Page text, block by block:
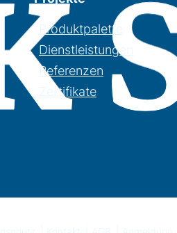
Produktpalette
Dienstleistungen
Referenzen
Zertifikate